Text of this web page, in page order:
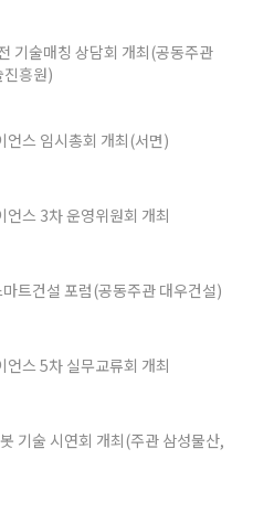
기술매칭 상담회 개최(공동주관
흥원)
언스 임시총회 개최(서면)
언스 3차 운영위원회 개최
트건설 포럼(공동주관 대우건설)
언스 5차 실무교류회 개최
기술 시연회 개최(주관 삼성물산,